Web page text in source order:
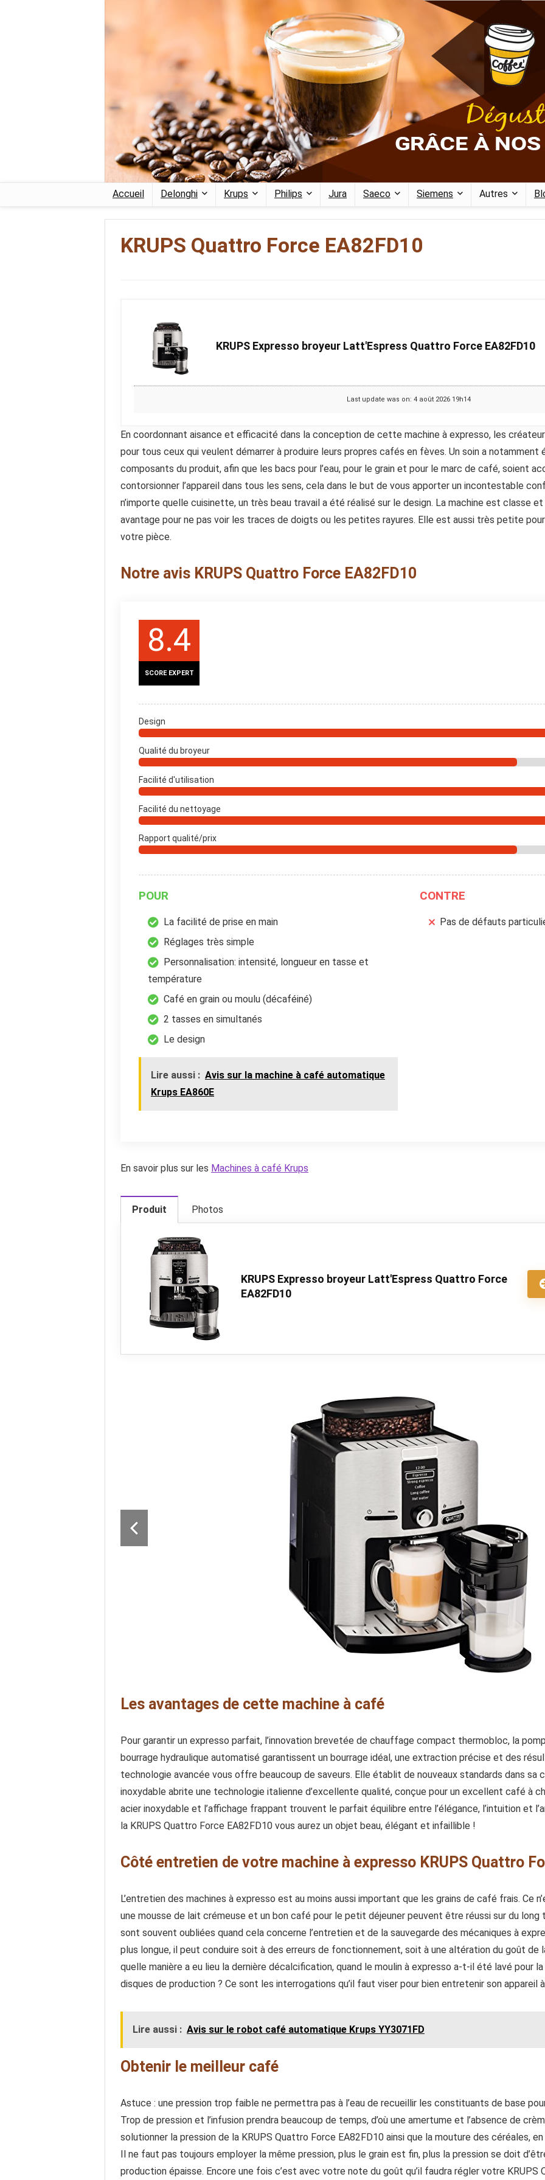
Accueil Delonghi Krups Philips Jura Saeco Siemens Autres
KRUPS Quattro Force EA82FD10
KRUPS Expresso broyeur Latt'Espress Quattro Force EA82FD10
Last update was on: 4 août 2026 19h14
En coordonnant aisance et efficacité dans la conception de cette machine à expresso, les
pour tous ceux qui veulent démarrer à produire leurs propres cafés en fèves. Un soin a
composants du produit, afin que les bacs pour l’eau, pour le grain et pour le marc de café, soient
contorsionner l’appareil dans tous les sens, cela dans le but de vous apporter un incontestable
n’importe quelle cuisinette, un très beau travail a été réalisé sur le design. La machine est classe
avantage pour ne pas voir les traces de doigts ou les petites rayures. Elle est aussi très petite
votre pièce.
Notre avis KRUPS Quattro Force EA82FD10
8.4
SCORE EXPERT
Design
Qualité du broyeur
Facilité d'utilisation
Facilité du nettoyage
Rapport qualité/prix
POUR
La facilité de prise en main
Réglages très simple
Personnalisation: intensité, longueur en tasse et
température
Café en grain ou moulu (décaféiné)
2 tasses en simultanés
Le design
Lire aussi : Avis sur la machine à café automatique
Krups EA860E
CONTRE
Pas de défauts
En savoir plus sur les Machines à café Krups
Produit Photos
KRUPS Expresso broyeur Latt'Espress Quattro Force
EA82FD10
Les avantages de cette machine à café
Pour garantir un expresso parfait, l’innovation brevetée de chauffage compact thermobloc, la
bourrage hydraulique automatisé garantissent un bourrage idéal, une extraction précise et des
technologie avancée vous offre beaucoup de saveurs. Elle établit de nouveaux standards dans sa
inoxydable abrite une technologie italienne d’excellente qualité, conçue pour un excellent café à
acier inoxydable et l’affichage frappant trouvent le parfait équilibre entre l’élégance, l’intuition et
la KRUPS Quattro Force EA82FD10 vous aurez un objet beau, élégant et infaillible !
Côté entretien de votre machine à expresso KRUPS Quattro
L’entretien des machines à expresso est au moins aussi important que les grains de café frais. Ce
une mousse de lait crémeuse et un bon café pour le petit déjeuner peuvent être réussi sur du long
sont souvent oubliées quand cela concerne l’entretien et de la sauvegarde des mécaniques à
plus longue, il peut conduire soit à des erreurs de fonctionnement, soit à une altération du goût de
quelle manière a eu lieu la dernière décalcification, quand le moulin à expresso a-t-il été lavé pour
disques de production ? Ce sont les interrogations qu’il faut viser pour bien entretenir son appareil
Lire aussi : Avis sur le robot café automatique Krups YY3071FD
Obtenir le meilleur café
Astuce : une pression trop faible ne permettra pas à l’eau de recueillir les constituants de base
Trop de pression et l’infusion prendra beaucoup de temps, d’où une amertume et l’absence de
solutionner la pression de la KRUPS Quattro Force EA82FD10 ainsi que la mouture des céréales,
Il ne faut pas toujours employer la même pression, plus le grain est fin, plus la pression se doit
production épaisse. Encore une fois c’est avec votre note du goût qu’il faudra régler votre KRUPS